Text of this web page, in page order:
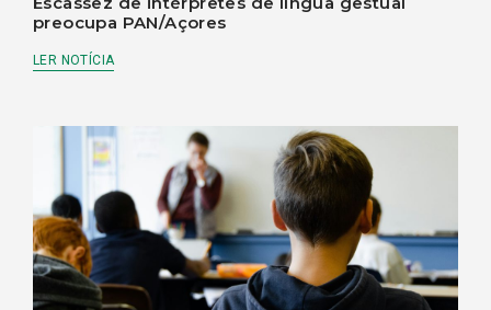
preocupa PAN/Açores
LER NOTÍCIA